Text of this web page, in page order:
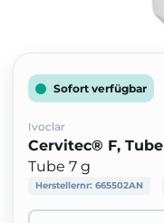
Sofort verfügbar
Ivoclar
Cervitec® F, Tube
Tube 7 g
Herstellernr: 665502AN